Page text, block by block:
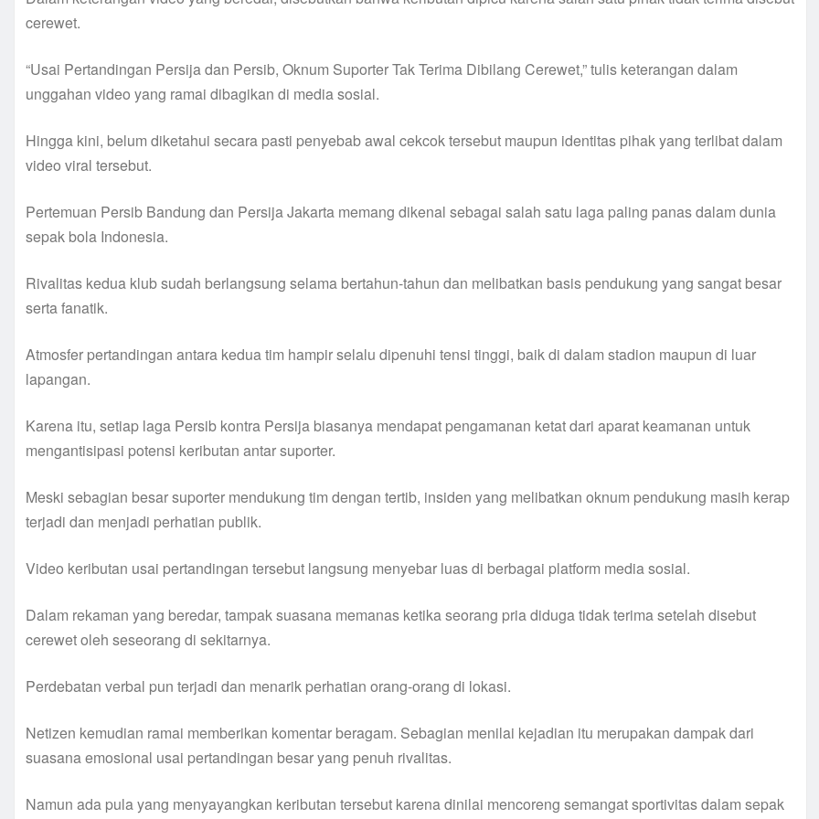
cerewet.
“Usai Pertandingan Persija dan Persib, Oknum Suporter Tak Terima Dibilang Cerewet,” tulis keterangan dalam
unggahan video yang ramai dibagikan di media sosial.
Hingga kini, belum diketahui secara pasti penyebab awal cekcok tersebut maupun identitas pihak yang terlibat dalam
video viral tersebut.
Pertemuan Persib Bandung dan Persija Jakarta memang dikenal sebagai salah satu laga paling panas dalam dunia
sepak bola Indonesia.
Rivalitas kedua klub sudah berlangsung selama bertahun-tahun dan melibatkan basis pendukung yang sangat besar
serta fanatik.
Atmosfer pertandingan antara kedua tim hampir selalu dipenuhi tensi tinggi, baik di dalam stadion maupun di luar
lapangan.
Karena itu, setiap laga Persib kontra Persija biasanya mendapat pengamanan ketat dari aparat keamanan untuk
mengantisipasi potensi keributan antar suporter.
Meski sebagian besar suporter mendukung tim dengan tertib, insiden yang melibatkan oknum pendukung masih kerap
terjadi dan menjadi perhatian publik.
Video keributan usai pertandingan tersebut langsung menyebar luas di berbagai platform media sosial.
Dalam rekaman yang beredar, tampak suasana memanas ketika seorang pria diduga tidak terima setelah disebut
cerewet oleh seseorang di sekitarnya.
Perdebatan verbal pun terjadi dan menarik perhatian orang-orang di lokasi.
Netizen kemudian ramai memberikan komentar beragam. Sebagian menilai kejadian itu merupakan dampak dari
suasana emosional usai pertandingan besar yang penuh rivalitas.
Namun ada pula yang menyayangkan keributan tersebut karena dinilai mencoreng semangat sportivitas dalam sepak